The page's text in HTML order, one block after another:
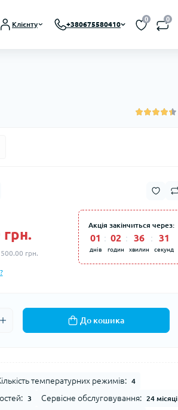
Клієнту +380675580410
0 0
грн.
Акція закінчиться через:
01
днів
: 02
годин
: 36
хвилин
: 30
секунд
До кошика
температурних режимів: 4
3 Сервісне обслуговування: 24 місяці